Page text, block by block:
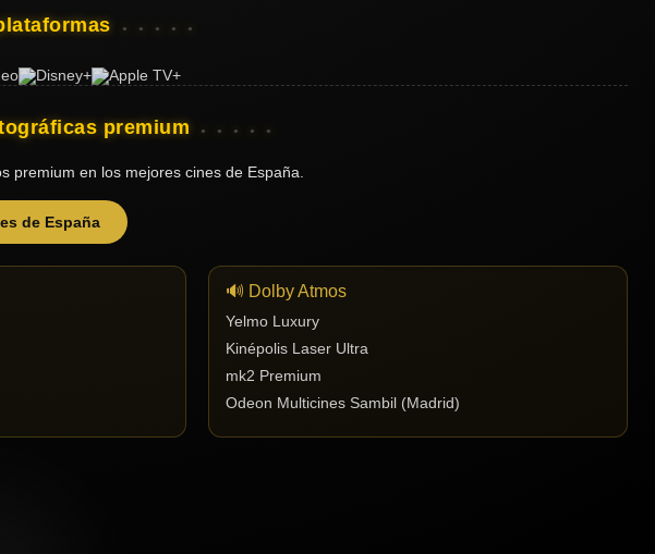
premium
premium en los mejores cines de España.
de España
🔊 Dolby Atmos
Yelmo Luxury
Kinépolis Laser Ultra
mk2 Premium
Odeon Multicines Sambil (Madrid)